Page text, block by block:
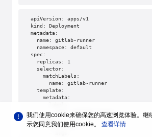
apiVersion: apps/v1
kind: Deployment
metadata:
  name: gitlab-runner
  namespace: default
spec:
  replicas: 1
  selector:
    matchLabels:
      name: gitlab-runner
  template:
    metadata:
        name: gitlab-runner
    spec:
      containers:
我们使用cookie来确保您的高速浏览体验。继
示您同意我们使用cookie。 查看详情